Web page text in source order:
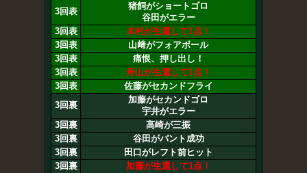
3回表
猪飼がショートゴロ
谷田がエラー
3回表
木村が生還して1点！
3回表
山﨑がフォアボール
3回表
痛恨、押し出し！
3回表
舟山が生還して1点！
3回表
佐藤がセカンドフライ
3回裏
加藤がセカンドゴロ
宇井がエラー
3回裏
高崎が三振
3回裏
谷田がバント成功
3回裏
田口がレフト前ヒット
3回裏
加藤が生還して1点！